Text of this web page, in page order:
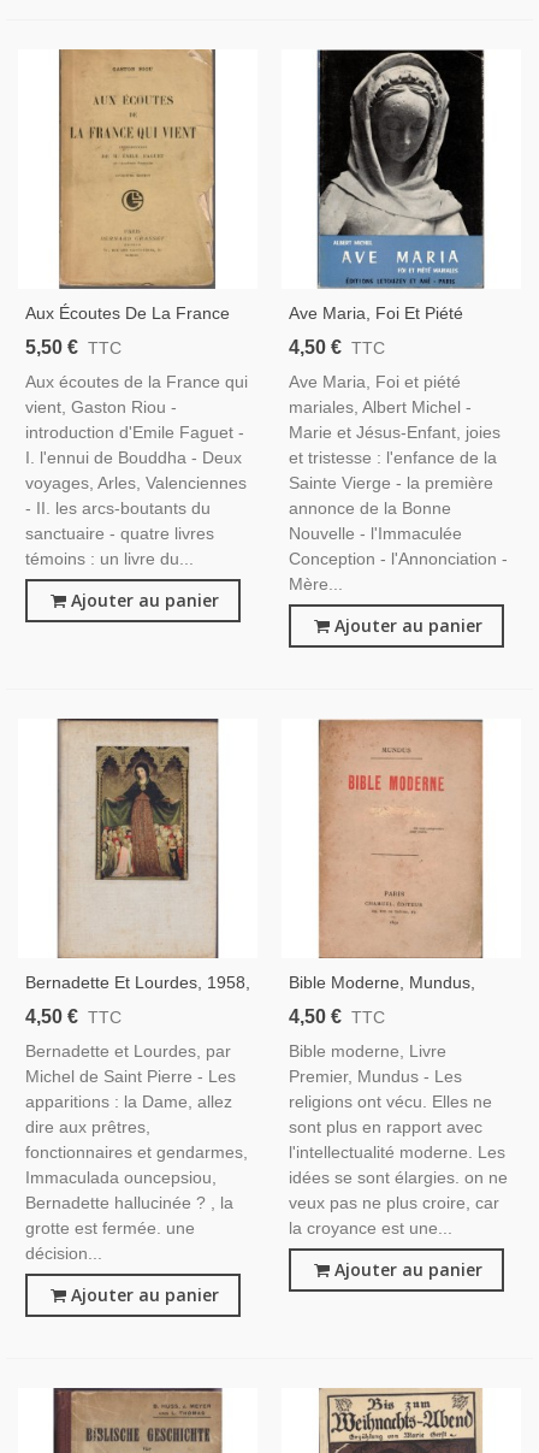
Aux Écoutes De La France
Qui Vient, Gaston Riou, 1913
1900, Politique, Critique
Littéraire
5,50 € TTC
Aux écoutes de la France qui
vient, Gaston Riou -
introduction d'Emile Faguet -
I. l'ennui de Bouddha - Deux
voyages, Arles, Valenciennes
- II. les arcs-boutants du
sanctuaire - quatre livres
témoins : un livre du...
Ajouter au panier
Ave Maria, Foi Et Piété
Mariales, Albert Michel, 1960
Biographie Mère De Jésus
4,50 € TTC
Ave Maria, Foi et piété
mariales, Albert Michel -
Marie et Jésus-Enfant, joies
et tristesse : l'enfance de la
Sainte Vierge - la première
annonce de la Bonne
Nouvelle - l'Immaculée
Conception - l'Annonciation -
Mère...
Ajouter au panier
Bernadette Et Lourdes, 1958,
Michel De Saint Pierre -
4,50 € TTC
Bernadette et Lourdes, par
Michel de Saint Pierre - Les
apparitions : la Dame, allez
dire aux prêtres,
fonctionnaires et gendarmes,
Immaculada ouncepsiou,
Bernadette hallucinée ? , la
grotte est fermée. une
décision...
Ajouter au panier
Bible Moderne, Mundus,
1892 - Spiritualité, Fin Des
4,50 € TTC
Bible moderne, Livre
Premier, Mundus - Les
religions ont vécu. Elles ne
sont plus en rapport avec
l'intellectualité moderne. Les
idées se sont élargies. on ne
veux pas ne plus croire, car
la croyance est une...
Ajouter au panier